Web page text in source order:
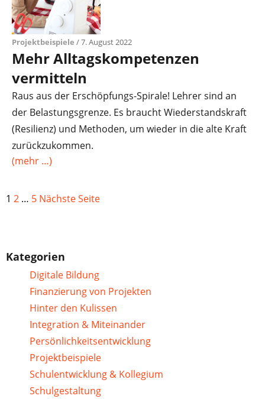
Projektbeispiele / 7. August 2022
Mehr Alltagskompetenzen
vermitteln
Raus aus der Erschöpfungs-Spirale! Lehrer sind an
der Belastungsgrenze. Es braucht Wiederstandskraft
(Resilienz) und Methoden, um wieder in die alte Kraft
zurückzukommen.
(mehr …)
1 2 … 5 Nächste Seite
Kategorien
Digitale Bildung
Finanzierung von Projekten
Hinter den Kulissen
Integration & Miteinander
Persönlichkeitsentwicklung
Projektbeispiele
Schulentwicklung & Kollegium
Schulgestaltung